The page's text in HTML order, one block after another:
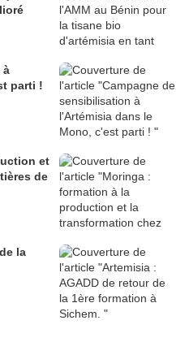
à
parti !
et
de
la